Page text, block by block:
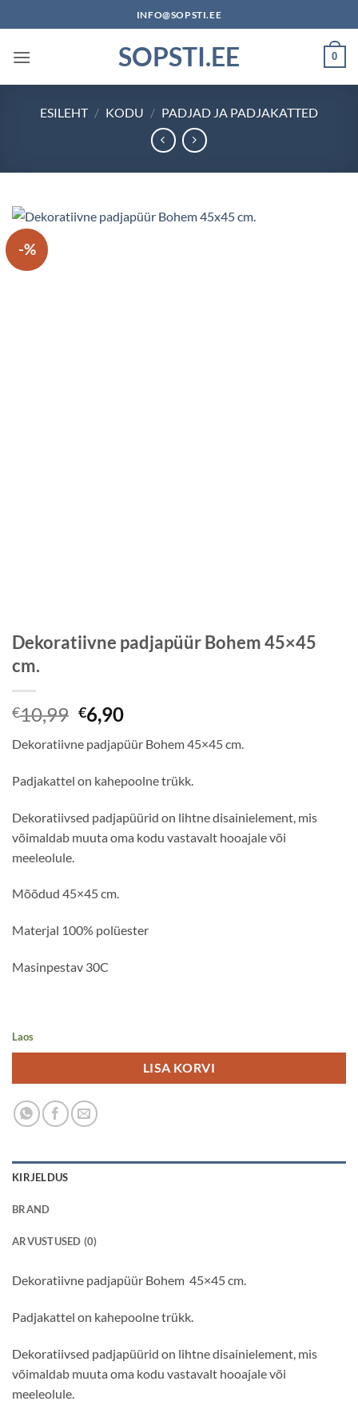
to
content
INFO@SOPSTI.EE
SOPSTI.EE 0
ESILEHT / KODU / PADJAD JA PADJAKATTED
-%
Dekoratiivne padjapüür Bohem 45×45
cm.
€10,99 Algne
hind
oli:
€10,99.
€6,90Praegune
on:
€6,90.
Dekoratiivne padjapüür Bohem 45×45 cm.
Padjakattel on kahepoolne trükk.
Dekoratiivsed padjapüürid on lihtne disainielement, mis
võimaldab muuta oma kodu vastavalt hooajale või
meeleolule.
Mõõdud 45×45 cm.
Materjal 100% polüester
Masinpestav 30C
Laos
LISA KORVI
KIRJELDUS
BRAND
ARVUSTUSED (0)
Dekoratiivne padjapüür Bohem 45×45 cm.
Padjakattel on kahepoolne trükk.
Dekoratiivsed padjapüürid on lihtne disainielement, mis
võimaldab muuta oma kodu vastavalt hooajale või
meeleolule.